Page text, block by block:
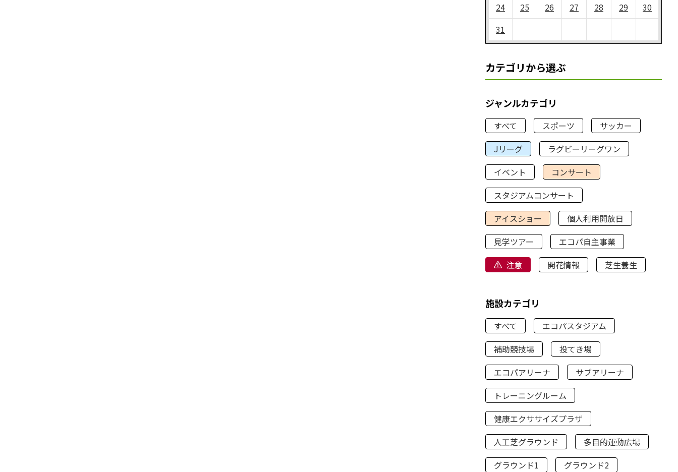
24
25 26 27 28 29
30
31
カテゴリから選ぶ
ジャンルカテゴリ
すべて スポーツ
サッカー
Jリーグ
ラグビーリーグワン
イベント
コンサート
スタジアムコンサート
アイスショー
個人利用開放日
見学ツアー
エコパ自主事業
注意
開花情報 芝生養生
施設カテゴリ
すべて
エコパスタジアム
補助競技場
投てき場
エコパアリーナ
サブアリーナ
トレーニングルーム
健康エクササイズプラザ
人工芝グラウンド
多目的運動広場
グラウンド1
グラウンド2